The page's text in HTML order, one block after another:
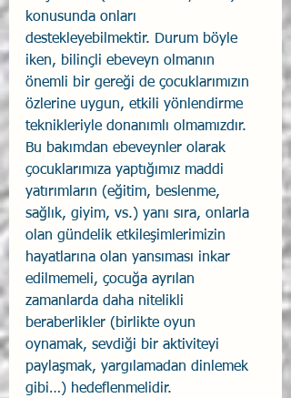
konusunda onları
destekleyebilmektir. Durum böyle
iken, bilinçli ebeveyn olmanın
önemli bir gereği de çocuklarımızın
özlerine uygun, etkili yönlendirme
teknikleriyle donanımlı olmamızdır.
Bu bakımdan ebeveynler olarak
çocuklarımıza yaptığımız maddi
yatırımların (eğitim, beslenme,
sağlık, giyim, vs.) yanı sıra, onlarla
olan gündelik etkileşimlerimizin
hayatlarına olan yansıması inkar
edilmemeli, çocuğa ayrılan
zamanlarda daha nitelikli
beraberlikler (birlikte oyun
oynamak, sevdiği bir aktiviteyi
paylaşmak, yargılamadan dinlemek
gibi…) hedeflenmelidir.